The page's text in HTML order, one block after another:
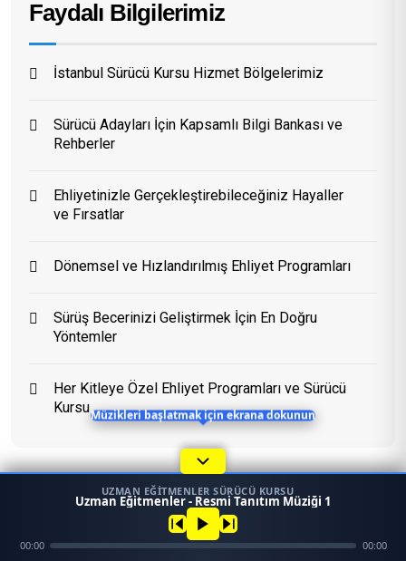
Faydalı Bilgilerimiz
İstanbul Sürücü Kursu Hizmet Bölgelerimiz
Sürücü Adayları İçin Kapsamlı Bilgi Bankası ve
Rehberler
Ehliyetinizle Gerçekleştirebileceğiniz Hayaller
ve Fırsatlar
Dönemsel ve Hızlandırılmış Ehliyet Programları
Sürüş Becerinizi Geliştirmek İçin En Doğru
Yöntemler
Her Kitleye Özel Ehliyet Programları ve Sürücü
Kursu
Eğitim Danışmanı
Ara
1
Konum Mezun
Müzikleri başlatmak için ekrana dokunun
UZMAN EĞITMENLER SÜRÜCÜ KURSU
Uzman Eğitmenler - Resmi Tanıtım Müziği 1
00:00 00:00